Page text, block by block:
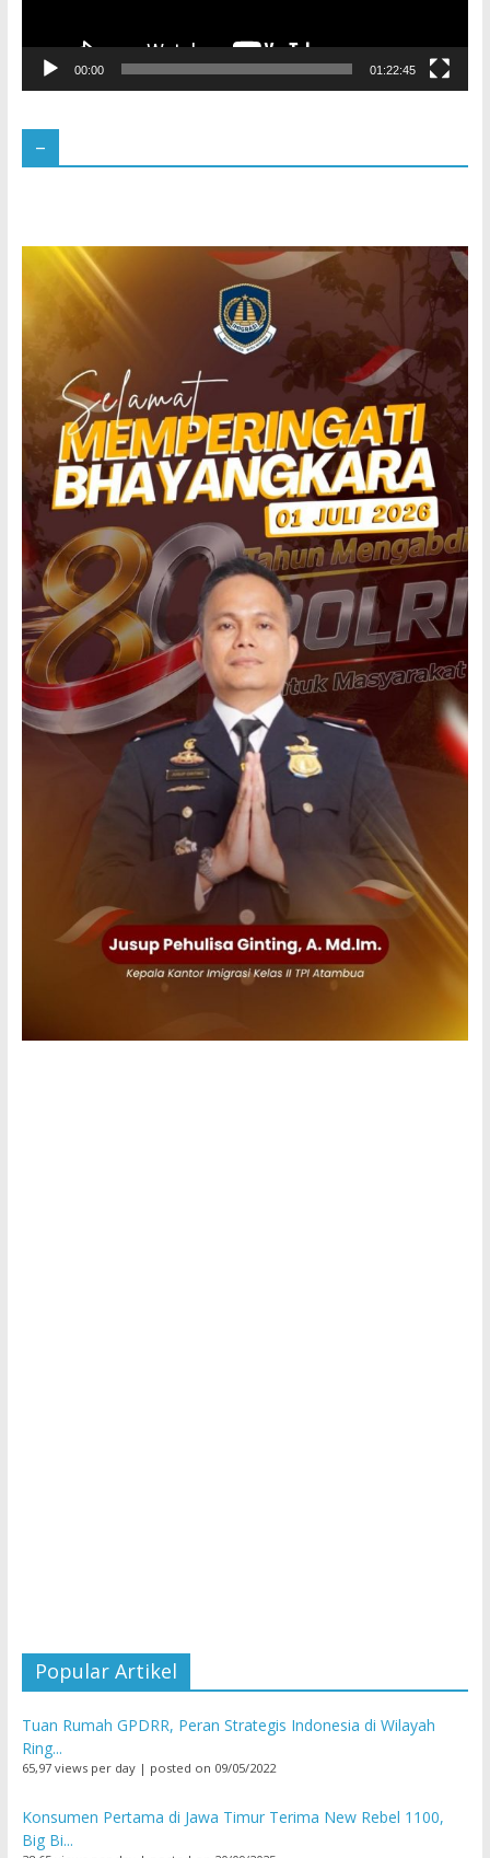
00:00 01:22:45
–
Popular Artikel
Tuan Rumah GPDRR, Peran Strategis Indonesia di Wilayah
Ring...
65,97 views per day| posted on 09/05/2022
Konsumen Pertama di Jawa Timur Terima New Rebel 1100,
Big Bi...